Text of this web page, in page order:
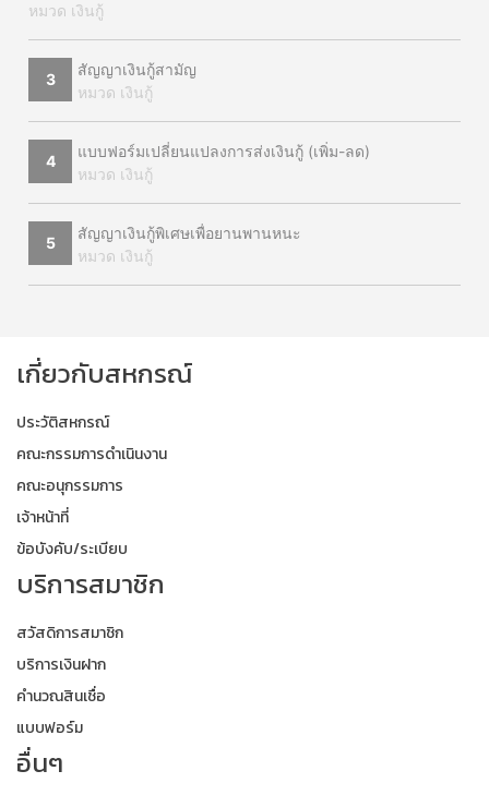
หมวด เงินกู้
3
สัญญาเงินกู้สามัญ
หมวด เงินกู้
4
แบบฟอร์มเปลี่ยนแปลงการส่งเงินกู้ (เพิ่ม-ลด)
หมวด เงินกู้
5
สัญญาเงินกู้พิเศษเพื่อยานพานหนะ
หมวด เงินกู้
เกี่ยวกับสหกรณ์
ประวัติสหกรณ์
คณะกรรมการดำเนินงาน
คณะอนุกรรมการ
เจ้าหน้าที่
ข้อบังคับ/ระเบียบ
บริการสมาชิก
สวัสดิการสมาชิก
บริการเงินฝาก
คำนวณสินเชื่อ
แบบฟอร์ม
อื่นๆ